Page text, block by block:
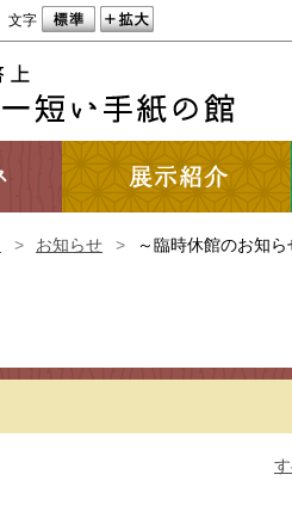
文字
> お知らせ > ～臨時休館のお知ら